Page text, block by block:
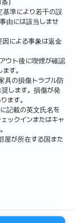
）
準により若干の誤
由には該当しませ
による事象は返金
ウト後に喫煙が確認
す。
具の損傷トラブル防
します。損傷が発
ます。
記載の英文氏名を
ックインまたはキャ
屋が所在する国また